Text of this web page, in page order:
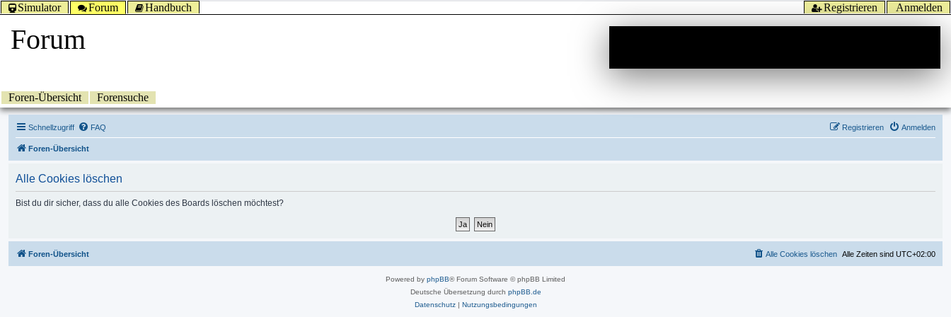
Anmelden
Registrieren
Simulator Forum Handbuch
Forum
Foren-Übersicht Forensuche
Schnellzugriff FAQ Anmelden
Registrieren
Foren-Übersicht
Alle Cookies löschen
Bist du dir sicher, dass du alle Cookies des Boards löschen möchtest?
Foren-Übersicht Alle Zeiten sind UTC+02:00
Alle Cookies löschen
Powered by phpBB® Forum Software © phpBB Limited
Deutsche Übersetzung durch phpBB.de
Datenschutz| Nutzungsbedingungen